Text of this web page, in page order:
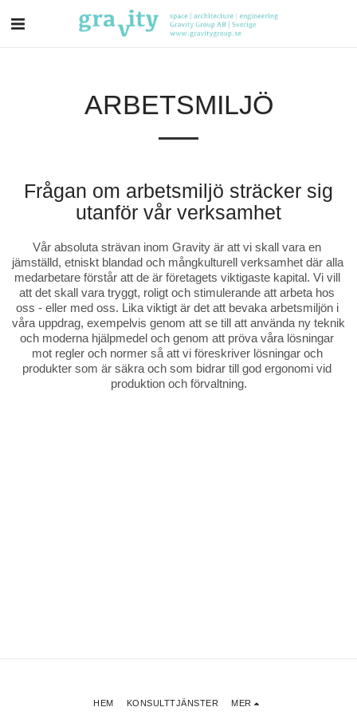
ARBETSMILJÖ
Frågan om arbetsmiljö sträcker sig
utanför vår verksamhet
Vår absoluta strävan inom Gravity är att vi skall vara en
jämställd, etniskt blandad och mångkulturell verksamhet där alla
medarbetare förstår att de är företagets viktigaste kapital. Vi vill
att det skall vara tryggt, roligt och stimulerande att arbeta hos
oss - eller med oss. Lika viktigt är det att bevaka arbetsmiljön i
våra uppdrag, exempelvis genom att se till att använda ny teknik
och moderna hjälpmedel och genom att pröva våra lösningar
mot regler och normer så att vi föreskriver lösningar och
produkter som är säkra och som bidrar till god ergonomi vid
produktion och förvaltning.
HEM KONSULTTJÄNSTER MER